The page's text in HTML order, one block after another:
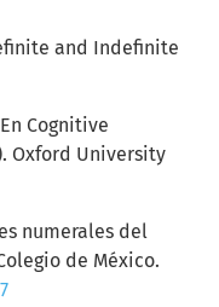
and Indefinite
Cognitive
Oxford University
numerales del
de México.